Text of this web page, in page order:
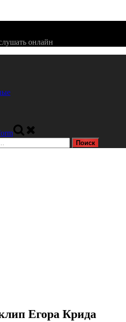
онлайн
Егора Крида